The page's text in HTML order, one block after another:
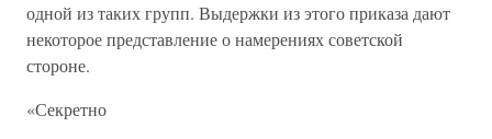
одной из таких групп. Выдержки из этого приказа дают
некоторое представление о намерениях советской
стороне.
«Секретно